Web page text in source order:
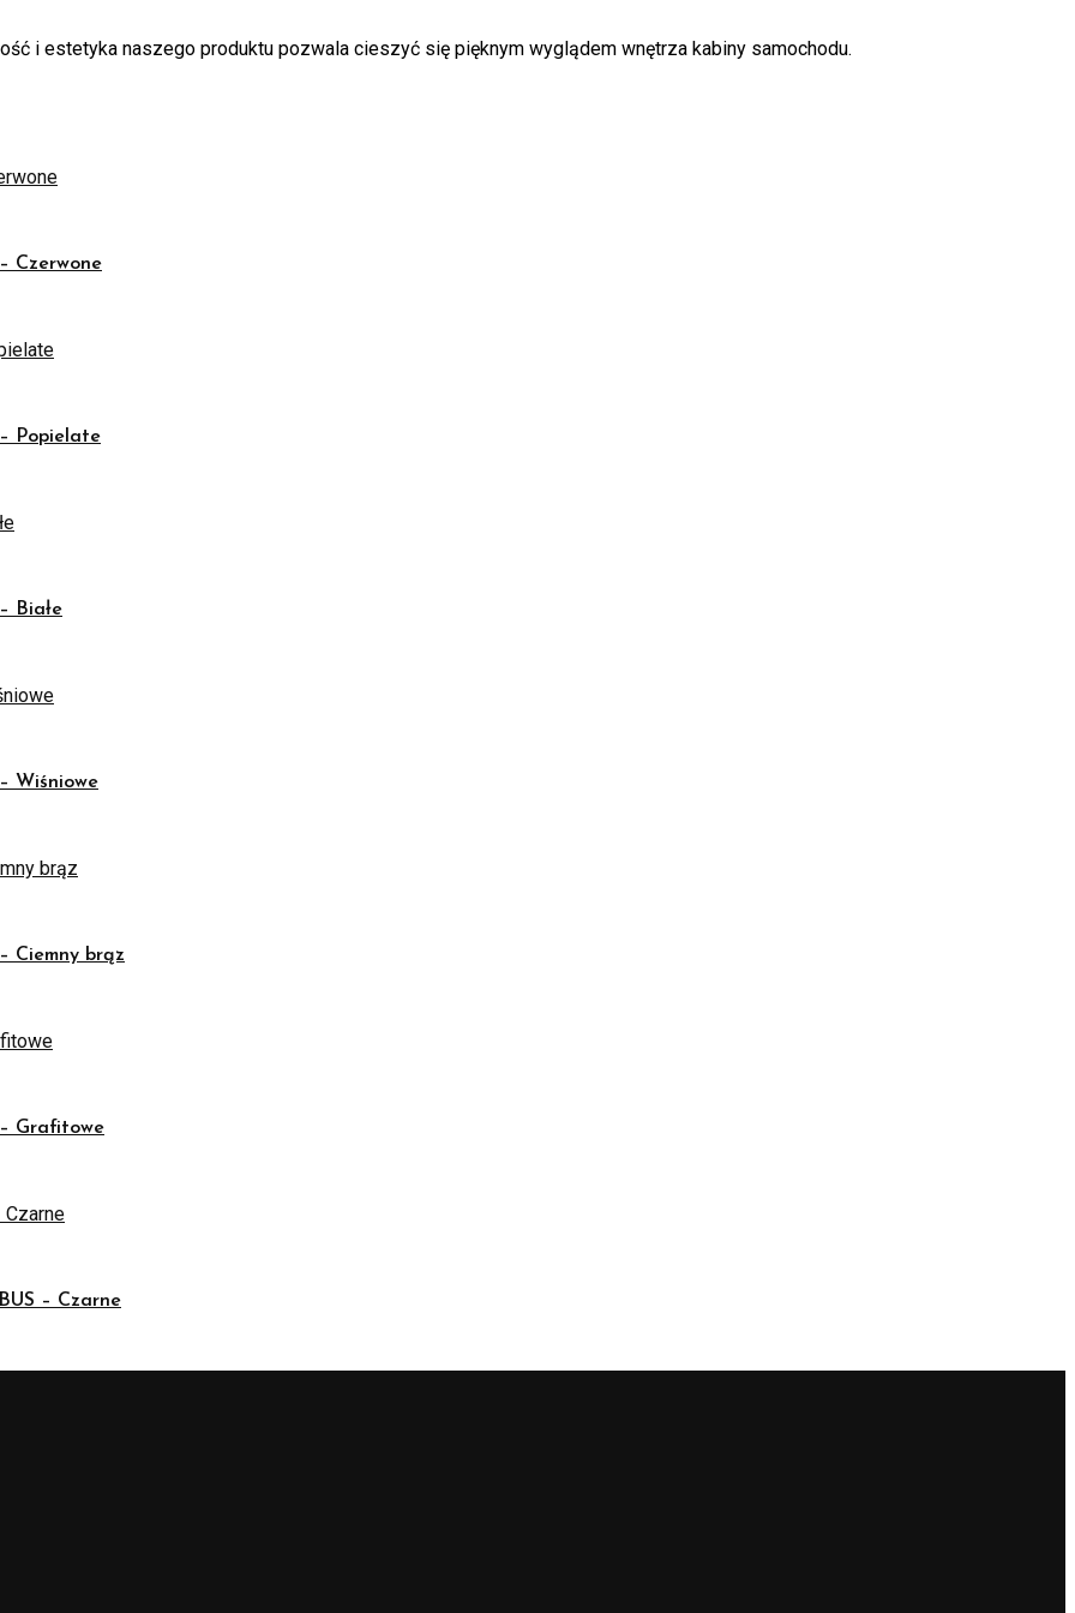
i estetyka naszego produktu pozwala cieszyć się pięknym wyglądem wnętrza kabiny samochodu.
Czerwone
Popielate
Białe
Wiśniowe
Ciemny brąz
Grafitowe
– Czarne